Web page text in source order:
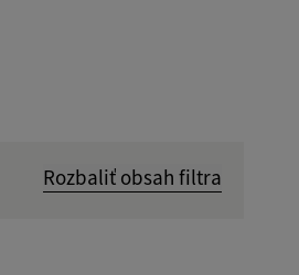
Rozbaliť obsah filtra